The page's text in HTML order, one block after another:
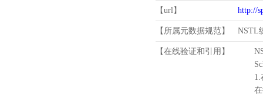
【url】 http://
【所属元数据规范】 NSTL
【在线验证和引用】
1.
在待